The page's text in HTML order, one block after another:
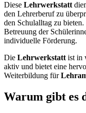
Diese Lehrwerkstatt
den Lehrerberuf zu
den Schulalltag zu
Betreuung der
individuelle Förderung.
Die Lehrwerkstatt ist in
aktiv und bietet eine
Weiterbildung für
Warum gibt es